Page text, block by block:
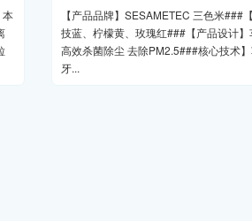
本
【产品品牌】SESAMETEC 三色米###
技蓝、柠檬黄、玫瑰红###【产品设计】
高效杀菌除尘 去除PM2.5###核心技术
牙...